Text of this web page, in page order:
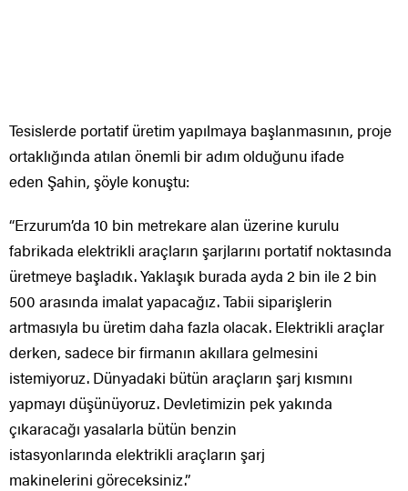
Tesislerde portatif üretim yapılmaya başlanmasının, proje
ortaklığında atılan önemli bir adım olduğunu ifade
eden Şahin, şöyle konuştu:
“Erzurum’da 10 bin metrekare alan üzerine kurulu
fabrikada elektrikli araçların şarjlarını portatif noktasında
üretmeye başladık. Yaklaşık burada ayda 2 bin ile 2 bin
500 arasında imalat yapacağız. Tabii siparişlerin
artmasıyla bu üretim daha fazla olacak. Elektrikli araçlar
derken, sadece bir firmanın akıllara gelmesini
istemiyoruz. Dünyadaki bütün araçların şarj kısmını
yapmayı düşünüyoruz. Devletimizin pek yakında
çıkaracağı yasalarla bütün benzin
istasyonlarında elektrikli araçların şarj
makinelerini göreceksiniz.”